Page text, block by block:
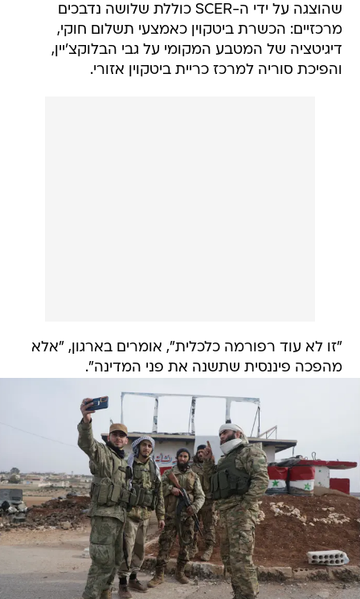
שהוצגה על ידי ה-SCER כוללת שלושה נדבכים
מרכזיים: הכשרת ביטקוין כאמצעי תשלום חוקי,
דיגיטציה של המטבע המקומי על גבי הבלוקצ'יין,
והפיכת סוריה למרכז כריית ביטקוין אזורי.
"זו לא עוד רפורמה כלכלית", אומרים בארגון, "אלא
מהפכה פיננסית שתשנה את פני המדינה".